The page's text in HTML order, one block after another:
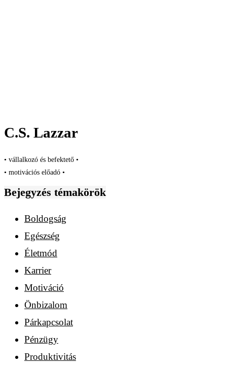
C.S. Lazzar
• vállalkozó és befektető •
• motivációs előadó •
Bejegyzés témakörök
Boldogság
Egészség
Életmód
Karrier
Motiváció
Önbizalom
Párkapcsolat
Pénzügy
Produktivitás